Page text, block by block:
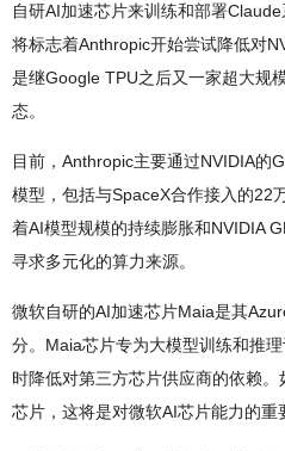
自研AI加速芯片来训练和部署
将标志着Anthropic开始尝试降低对
是继Google TPU之后又一家超大规
态。
目前，Anthropic主要通过NVIDIA的
模型，包括与SpaceX合作接入的22
着AI模型规模的持续膨胀和NVIDIA
寻求多元化的算力来源。
微软自研的AI加速芯片Maia是其
分。Maia芯片专为大模型训练和推
时降低对第三方芯片供应商的依赖
芯片，这将是对微软AI芯片能力的重